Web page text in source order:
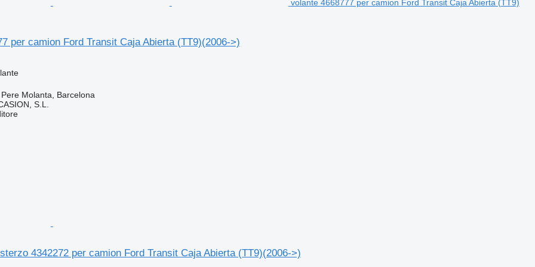
volante 4668777 per camion Ford Transit Caja Abierta (TT9)
per camion Ford Transit Caja Abierta (TT9)(2006->)
Molanta, Barcelona
S.L.
4342272 per camion Ford Transit Caja Abierta (TT9)(2006->)